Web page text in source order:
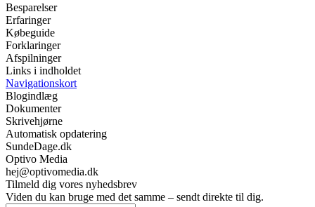
Besparelser
Erfaringer
Købeguide
Forklaringer
Afspilninger
Links i indholdet
Navigationskort
Blogindlæg
Dokumenter
Skrivehjørne
Automatisk opdatering
SundeDage.dk
Optivo Media
hej@optivomedia.dk
Tilmeld dig vores nyhedsbrev
Viden du kan bruge med det samme – sendt direkte til dig.